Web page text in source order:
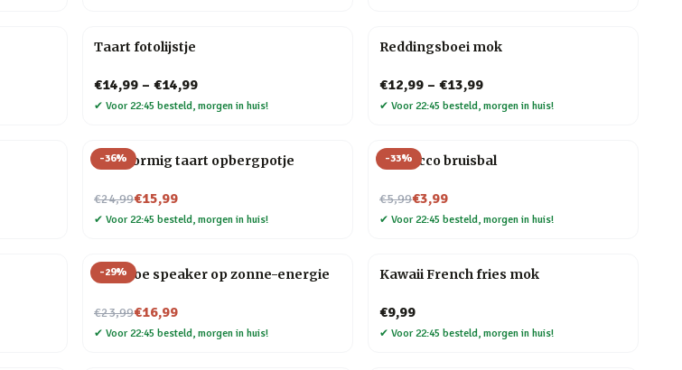
Taart fotolijstje
€14,99 – €14,99
✔ Voor 22:45 besteld, morgen in huis!
Reddingsboei mok
€12,99 – €13,99
✔ Voor 22:45 besteld, morgen in huis!
-36%
Hartvormig taart opbergpotje
€24,99
Nu voor€15,99
✔ Voor 22:45 besteld, morgen in huis!
-33%
Prosecco bruisbal
€5,99
Nu voor€3,99
✔ Voor 22:45 besteld, morgen in huis!
-29%
Bamboe speaker op zonne-energie
€23,99
Nu voor€16,99
✔ Voor 22:45 besteld, morgen in huis!
Kawaii French fries mok
€9,99
✔ Voor 22:45 besteld, morgen in huis!